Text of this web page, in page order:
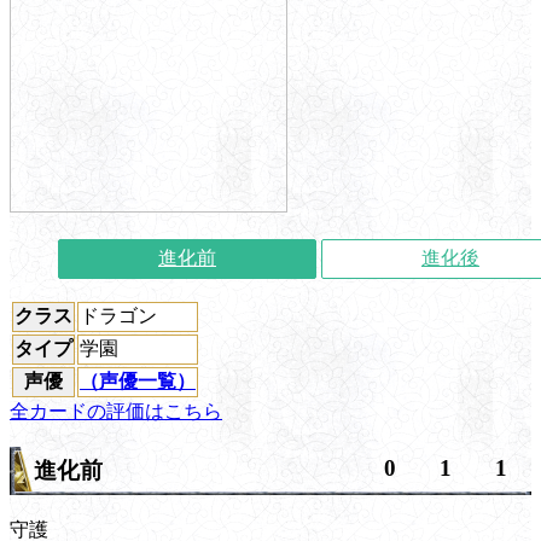
進化前 進化後
クラス
ドラゴン
タイプ 学園
声優
（声優一覧）
全カードの評価はこちら
進化前 0 1 1
守護